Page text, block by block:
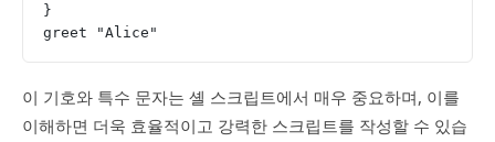
}
greet "Alice"
이 기호와 특수 문자는 셸 스크립트에서 매우 중요하며, 이를
이해하면 더욱 효율적이고 강력한 스크립트를 작성할 수 있습